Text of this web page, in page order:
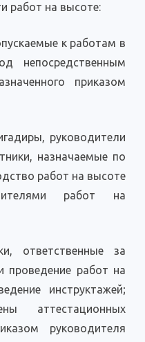
работ на высоте:
к работам в
непосредственным
приказом
руководители
назначаемые по
работ на высоте
работ на
ответственные за
проведение работ на
инструктажей;
аттестационных
руководителя